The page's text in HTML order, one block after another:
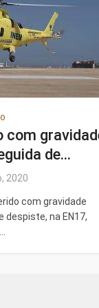
de...
2020
com gravidade
despiste, na EN17,